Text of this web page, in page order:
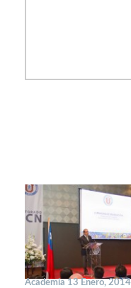
Academia 13 Enero, 2014